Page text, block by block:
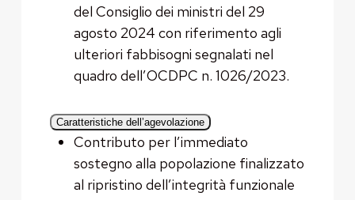
del Consiglio dei ministri del 29
agosto 2024 con riferimento agli
ulteriori fabbisogni segnalati nel
quadro dell’OCDPC n. 1026/2023.
Caratteristiche dell’agevolazione
Contributo per l’immediato
sostegno alla popolazione finalizzato
al ripristino dell’integrità funzionale